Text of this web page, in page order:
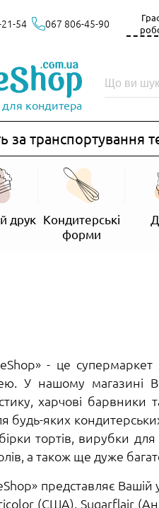
для кондитера
54 067 806-45-90
транспортування
друк Кондитерські
форми
- це
У нашому
харчові барвники
будь-яких
тортів, вирубки
а також ще дуже
представляє Вашій
(США), Sugarflair